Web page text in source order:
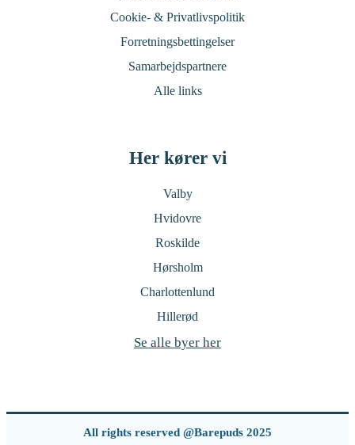
Cookie- & Privatlivspolitik
Forretningsbettingelser
Samarbejdspartnere
Alle links
Her kører vi
Valby
Hvidovre
Roskilde
Hørsholm
Charlottenlund
Hillerød
Se alle byer her
All rights reserved @Barepuds 2025